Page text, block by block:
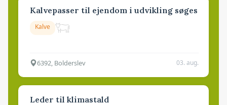
Kalvepasser til ejendom i udvikling søges
Kalve
6392, Bolderslev 03. aug.
Leder til klimastald